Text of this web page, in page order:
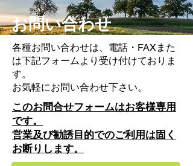
お問い合わせ
各種お問い合わせは、電話・FAXまた
は下記フォームより受け付けておりま
す。
お気軽にお問い合わせ下さい。
このお問合せフォームはお客様専用
です。
営業及び勧誘目的でのご利用は固く
お断りします。